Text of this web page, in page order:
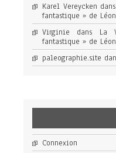
Karel Vereycken dans
fantastique » de
Virginie dans La
fantastique » de
paleographie.site
Connexion